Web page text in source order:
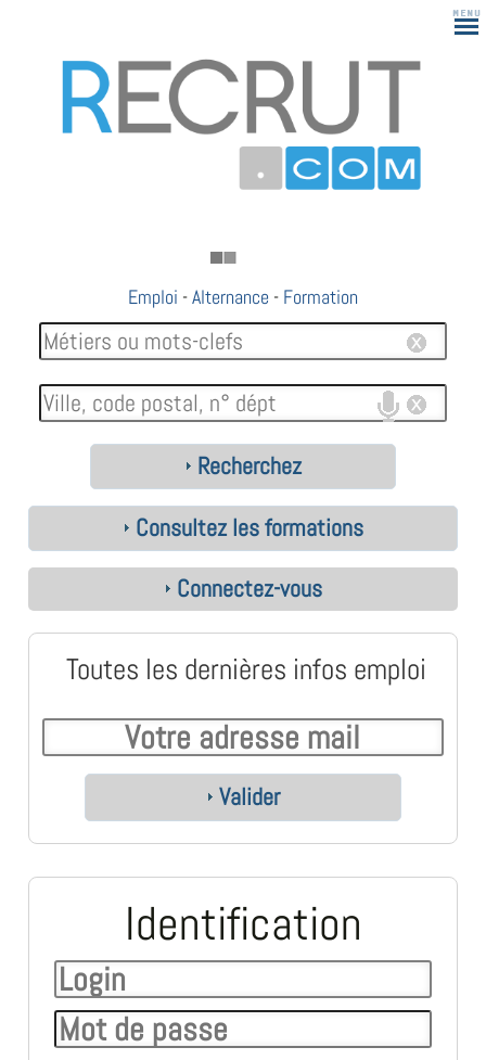
Emploi -Alternance - Formation
Recherchez
Consultez les formations
Connectez-vous
Toutes les dernières infos emploi
Valider
Identification